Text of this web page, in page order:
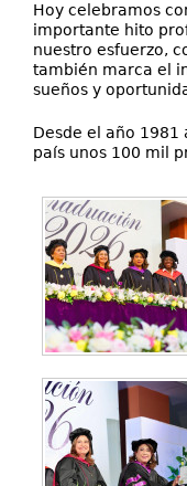
Hoy celebramos
importante hito
nuestro esfuerzo,
también marca el
sueños y
Desde el año 1981
país unos 100 mil